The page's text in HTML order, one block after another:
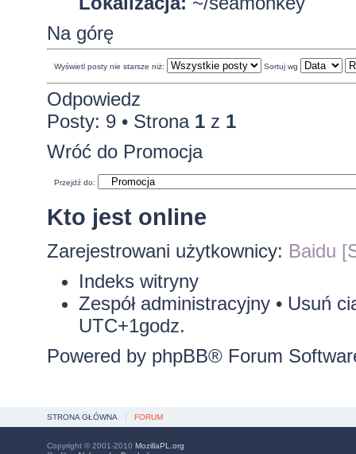
Na górę
Wyświetl posty nie starsze niż: Sortuj wg
Odpowiedz
Posty: 9 • Strona 1z 1
Wróć do Promocja
Przejdź do:
Kto jest online
Zarejestrowani użytkownicy: Baidu
Indeks witryny
Zespół administracyjny• Usuń
UTC+1godz.
Powered by phpBB® Forum
STRONA GŁÓWNA FORUM
Copyright © 2001-2010 MozillaPL.org